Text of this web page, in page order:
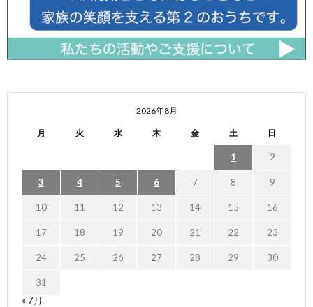
2026年8月
月 火 水 木 金 土 日
1 2
3 4 5 6 7 8 9
10 11 12 13 14 15 16
17 18 19 20 21 22 23
24 25 26 27 28 29 30
31
« 7月